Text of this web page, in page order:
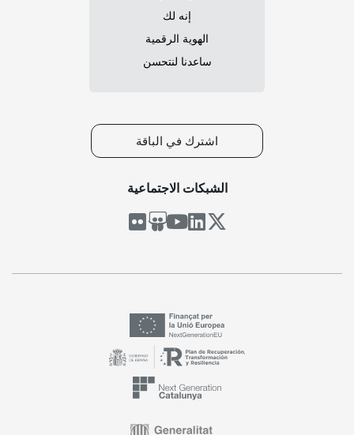
إنه لك
الهوية الرقمية
ساعدنا لنتحسن
اشترك في الباقة
الشبكات الاجتماعية